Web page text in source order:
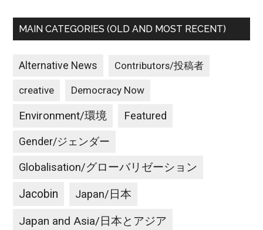
MAIN CATEGORIES (OLD AND MOST RECENT)
Alternative News Contributors/投稿者
creative Democracy Now
Environment/環境 Featured
Gender/ジェンダー
Globalisation/グローバリゼーション
Jacobin Japan/日本
Japan and Asia/日本とアジア